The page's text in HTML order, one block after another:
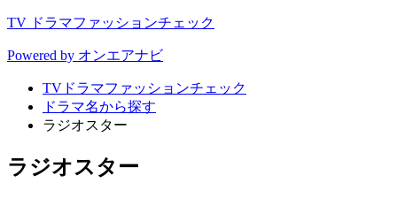
TV ドラマファッションチェック
Powered by オンエアナビ
TVドラマファッションチェック
ドラマ名から探す
ラジオスター
ラジオスター